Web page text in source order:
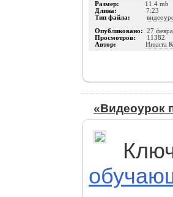
Размер: 11.4 mb
Длина: 7:23
Тип файла:
Опубликовано: 27
Просмотров: 11382
Автор: Никита
«Видеоурок